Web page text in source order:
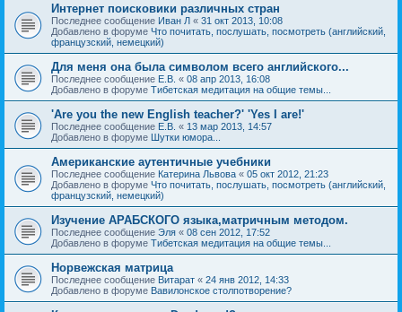
Интернет поисковики различных стран
Последнее сообщение Иван Л « 31 окт 2013, 10:08
Добавлено в форуме Что почитать, послушать, посмотреть (английский,
французский, немецкий)
Для меня она была символом всего английского...
Последнее сообщение Е.В. « 08 апр 2013, 16:08
Добавлено в форуме Тибетская медитация на общие темы...
'Are you the new English teacher?' 'Yes I are!'
Последнее сообщение Е.В. « 13 мар 2013, 14:57
Добавлено в форуме Шутки юмора...
Американские аутентичные учебники
Последнее сообщение Катерина Львова « 05 окт 2012, 21:23
Добавлено в форуме Что почитать, послушать, посмотреть (английский,
французский, немецкий)
Изучение АРАБСКОГО языка,матричным методом.
Последнее сообщение Эля « 08 сен 2012, 17:52
Добавлено в форуме Тибетская медитация на общие темы...
Норвежская матрица
Последнее сообщение Витарат « 24 янв 2012, 14:33
Добавлено в форуме Вавилонское столпотворение?